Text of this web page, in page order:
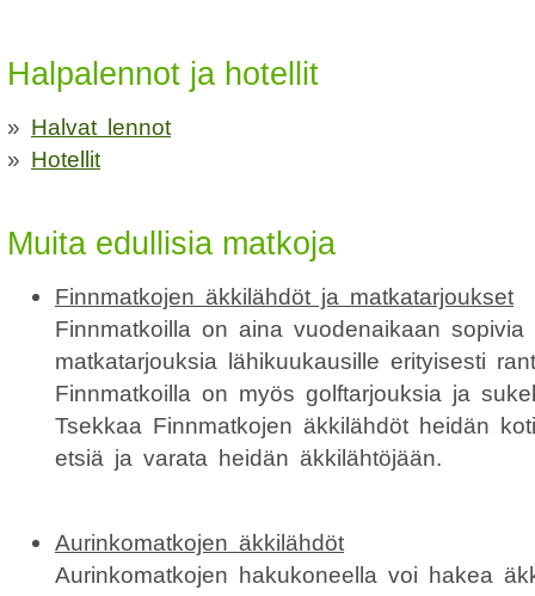
Halpalennot ja hotellit
» Halvat lennot
» Hotellit
Muita edullisia matkoja
Finnmatkojen äkkilähdöt ja matkatarjoukset
Finnmatkoilla on aina vuodenaikaan
matkatarjouksia lähikuukausille erityisesti
Finnmatkoilla on myös golftarjouksia ja
Tsekkaa Finnmatkojen äkkilähdöt heidän
etsiä ja varata heidän äkkilähtöjään.
Aurinkomatkojen äkkilähdöt
Aurinkomatkojen hakukoneella voi hakea